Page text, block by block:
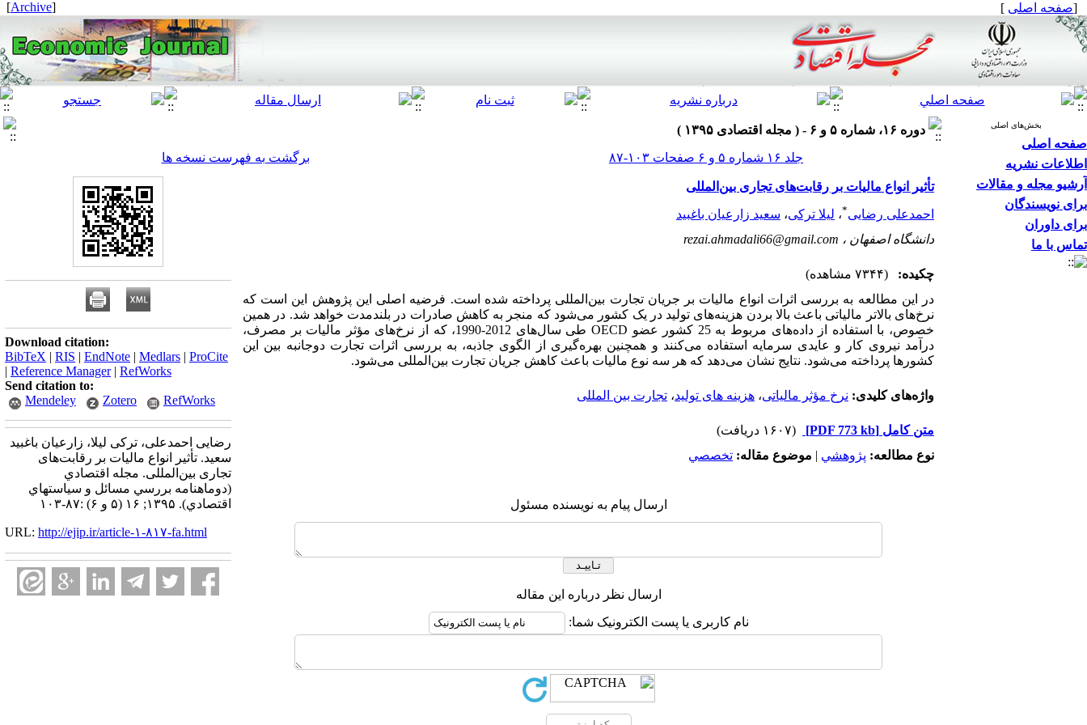
[صفحه اصلی ]
[
Archive
]
بخش‌های اصلی
صفحه اصلی
اطلاعات نشریه
آرشیو مجله و مقالات
برای نویسندگان
برای داوران
تماس با ما
دوره ۱۶، شماره ۵ و ۶ - ( مجله اقتصادی ۱۳۹۵ )
جلد ۱۶ شماره ۵ و ۶ صفحات ۱۰۳-۸۷
برگشت به فهرست نسخه ها
تأثیر انواع مالیات بر رقابت‌های تجاری بین‌المللی
احمدعلی رضایی*، لیلا ترکی، سعید زارعیان باغبید
دانشگاه اصفهان ، rezai.ahmadali66@gmail.com
چکیده:
(۷۳۴۴ مشاهده)
در این مطالعه به بررسی اثرات انواع مالیات بر جریان تجارت بین‌المللی پرداخته شده است. فرضیه اصلی این پژوهش این است که
نرخ‌های بالاتر مالیاتی باعث بالا بردن هزینه‌های تولید در یک کشور می‌شود که منجر به کاهش صادرات در بلندمدت خواهد شد. در همین
خصوص، با استفاده از داده‌های مربوط به 25 کشور عضو
OECD
طی سال‌های 2012-1990، که از نرخ‌های مؤثر مالیات بر مصرف،
درآمد نیروی کار و عایدی سرمایه استفاده می‌کنند و همچنین بهره‌گیری از الگوی جاذبه، به بررسی اثرات تجارت دوجانبه بین این
کشورها پرداخته می‌شود. نتایج نشان می‌دهد که هر سه نوع مالیات باعث کاهش جریان تجارت بین‌المللی می‌شود.
واژه‌های کلیدی: نرخ مؤثر مالیاتی، هزینه های تولید، تجارت بین المللی
متن کامل [PDF 773 kb]
(۱۶۰۷ دریافت)
نوع مطالعه: پژوهشي | موضوع مقاله: تخصصي
ارسال پیام به نویسنده مسئول
ارسال نظر درباره این مقاله
نام کاربری یا پست الکترونیک شما:
Download citation:
BibTeX | RIS | EndNote | Medlars | ProCite
| Reference Manager| RefWorks
Send citation to:
Mendeley
Zotero RefWorks
رضایی احمدعلی، ترکی لیلا، زارعیان باغبید
سعید. تأثیر انواع مالیات بر رقابت‌های
تجاری بین‌المللی. مجله اقتصادي
(دوماهنامه بررسي مسائل و سياستهاي
اقتصادي). ۱۳۹۵; ۱۶ (۵ و ۶) :۸۷-۱۰۳
URL: http://ejip.ir/article-۱-۸۱۷-fa.html